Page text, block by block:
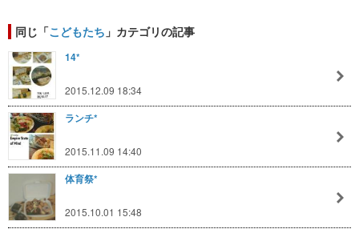
同じ「こどもたち 」カテゴリの記事
14*
2015.12.09 18:34
ランチ*
2015.11.09 14:40
体育祭*
2015.10.01 15:48